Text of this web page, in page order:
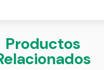
Productos